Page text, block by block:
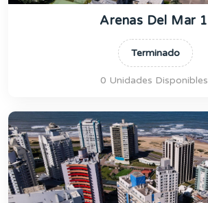
Arenas Del Mar 1
Terminado
0 Unidades Disponibles